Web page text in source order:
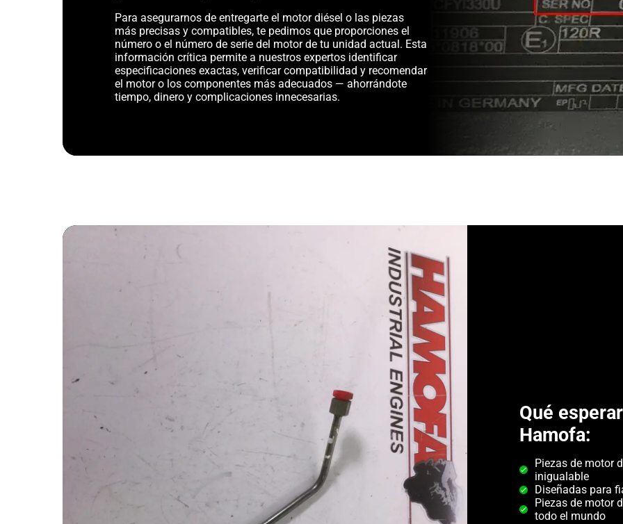
Para asegurarnos de entregarte el motor diésel o las piezas
más precisas y compatibles, te pedimos que proporciones el
número o el número de serie del motor de tu unidad actual. Esta
información crítica permite a nuestros expertos identificar
especificaciones exactas, verificar compatibilidad y recomendar
el motor o los componentes más adecuados — ahorrándote
tiempo, dinero y complicaciones innecesarias.
Qué
Hamofa:
Piezas de motor
inigualable
Diseñadas para
Piezas de motor
todo el mundo